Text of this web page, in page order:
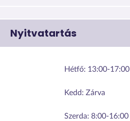
Nyitvatartás
Hétfő: 13:00-17:00
Kedd: Zárva
Szerda: 8:00-16:00